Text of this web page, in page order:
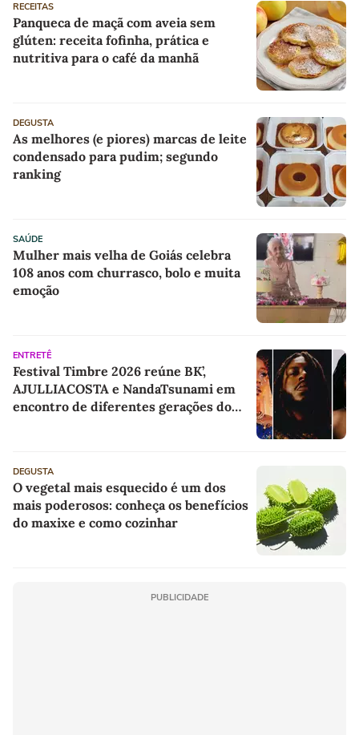
RECEITAS
Panqueca de maçã com aveia sem
glúten: receita fofinha, prática e
nutritiva para o café da manhã
DEGUSTA
As melhores (e piores) marcas de leite
condensado para pudim; segundo
ranking
SAÚDE
Mulher mais velha de Goiás celebra
108 anos com churrasco, bolo e muita
emoção
ENTRETÊ
Festival Timbre 2026 reúne BK’,
AJULLIACOSTA e NandaTsunami em
encontro de diferentes gerações do
DEGUSTA
O vegetal mais esquecido é um dos
mais poderosos: conheça os benefícios
do maxixe e como cozinhar
PUBLICIDADE